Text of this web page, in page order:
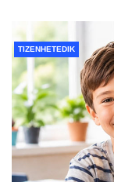
TIZENHETEDIK